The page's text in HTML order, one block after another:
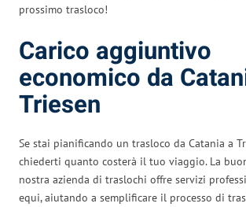
prossimo trasloco!
Carico aggiuntivo
economico da
Triesen
Se stai pianificando un trasloco da Catania a
chiederti quanto costerà il tuo viaggio. La
nostra azienda di traslochi offre servizi
equi, aiutando a semplificare il processo di